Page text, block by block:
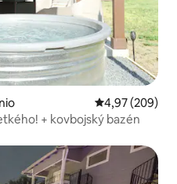
Priemerné
4,97 (209)
+ kovbojský bazén